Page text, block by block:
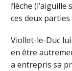
flèche (l’aiguille
ces deux
Viollet-le-Duc
en être
a entrepris sa